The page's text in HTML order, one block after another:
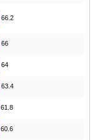
66.2
66
64
63.4
61.8
60.6